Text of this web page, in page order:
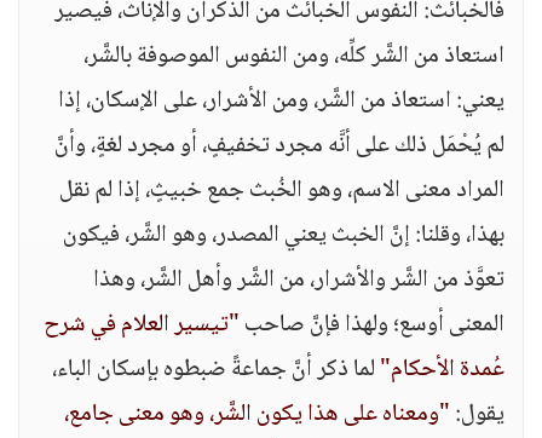
فالخبائث: النفوس الخبائث من الذُّكران والإناث، فيصير
استعاذ من الشَّر كلِّه، ومن النفوس الموصوفة بالشَّر،
يعني: استعاذ من الشَّر، ومن الأشرار، على الإسكان، إذا
لم يُحْمَل ذلك على أنَّه مجرد تخفيفٍ، أو مجرد لغةٍ، وأنَّ
المراد معنى الاسم، وهو الخُبث جمع خبيثٍ، إذا لم نقل
بهذا، وقلنا: إنَّ الخبث يعني المصدر، وهو الشَّر، فيكون
تعوَّذ من الشَّر والأشرار، من الشَّر وأهل الشَّر، وهذا
المعنى أوسع؛ ولهذا فإنَّ صاحب"تيسير العلام في شرح
عُمدة الأحكام"لما ذكر أنَّ جماعةً ضبطوه بإسكان الباء،
يقول:"ومعناه على هذا يكون الشَّر، وهو معنى جامع،